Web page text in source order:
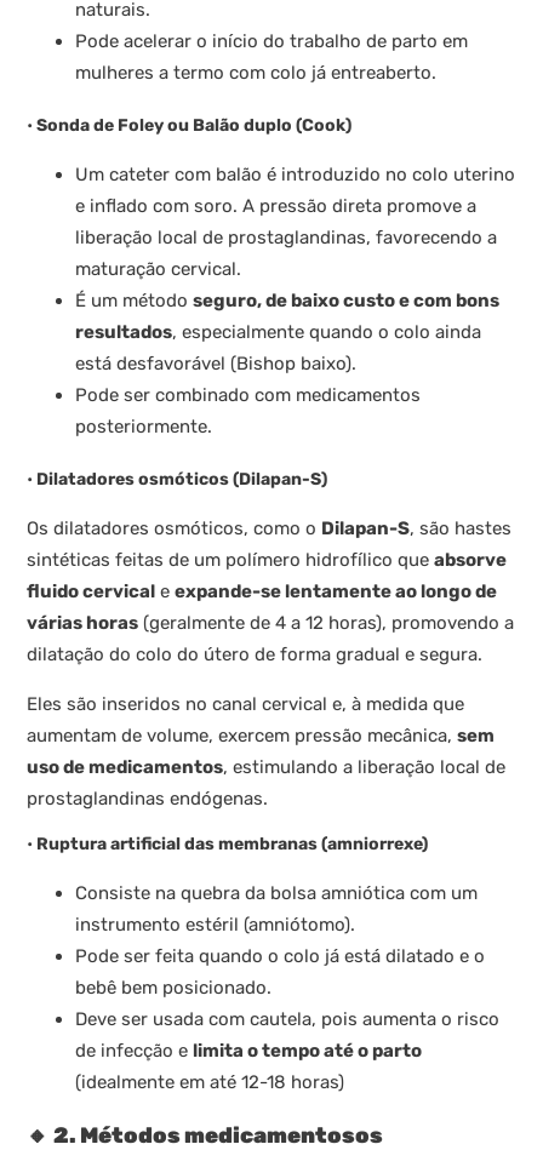
naturais.
Pode acelerar o início do trabalho de parto em
mulheres a termo com colo já entreaberto.
•Sonda de Foley ou Balão duplo (Cook)
Um cateter com balão é introduzido no colo uterino
e inflado com soro. A pressão direta promove a
liberação local de prostaglandinas, favorecendo a
maturação cervical.
É um métodoseguro, de baixo custo e com bons
resultados, especialmente quando o colo ainda
está desfavorável (Bishop baixo).
Pode ser combinado com medicamentos
posteriormente.
• Dilatadores osmóticos (Dilapan-S)
Os dilatadores osmóticos, como o Dilapan-S, são hastes
sintéticas feitas de um polímero hidrofílico queabsorve
fluido cervical eexpande-se lentamente ao longo de
várias horas (geralmente de 4 a 12 horas), promovendo a
dilatação do colo do útero de forma gradual e segura.
Eles são inseridos no canal cervical e, à medida que
aumentam de volume, exercem pressão mecânica,sem
uso de medicamentos, estimulando a liberação local de
prostaglandinas endógenas.
• Ruptura artificial das membranas (amniorrexe)
Consiste na quebra da bolsa amniótica com um
instrumento estéril (amniótomo).
Pode ser feita quando o colo já está dilatado e o
bebê bem posicionado.
Deve ser usada com cautela, pois aumenta o risco
de infecção e limita o tempo até o parto
(idealmente em até 12-18 horas)
🔸2. Métodos medicamentosos